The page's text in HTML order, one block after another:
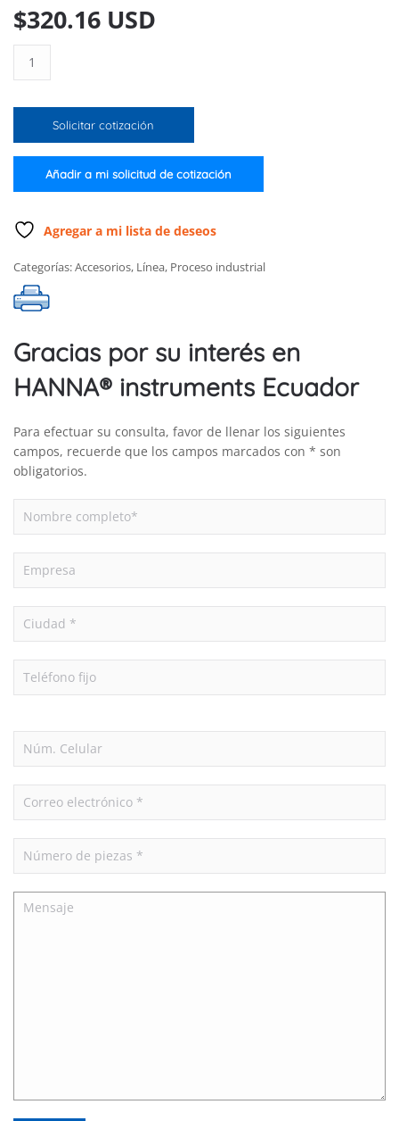
$320.16 USD
de
inmersión,
PVC
Solicitar cotización
Añadir a mi solicitud de cotización
Agregar a mi lista de deseos
Categorías:Accesorios, Línea, Proceso industrial
Gracias por su interés en
HANNA® instruments Ecuador
Para efectuar su consulta, favor de llenar los siguientes
campos, recuerde que los campos marcados con * son
obligatorios.